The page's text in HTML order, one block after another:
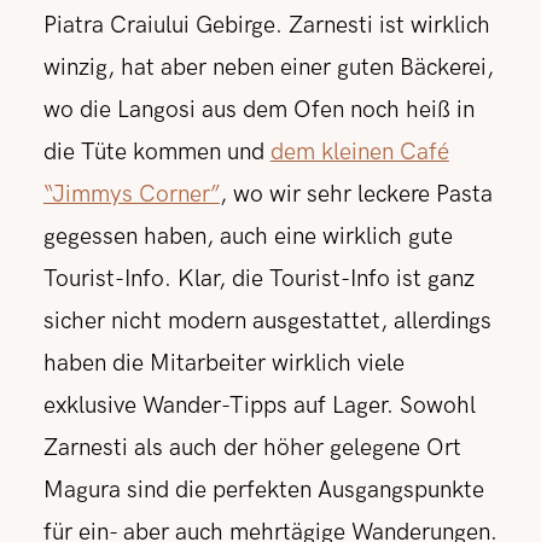
Piatra Craiului Gebirge. Zarnesti ist wirklich
winzig, hat aber neben einer guten Bäckerei,
wo die Langosi aus dem Ofen noch heiß in
die Tüte kommen und dem kleinen Café
“Jimmys Corner”, wo wir sehr leckere Pasta
gegessen haben, auch eine wirklich gute
Tourist-Info. Klar, die Tourist-Info ist ganz
sicher nicht modern ausgestattet, allerdings
haben die Mitarbeiter wirklich viele
exklusive Wander-Tipps auf Lager. Sowohl
Zarnesti als auch der höher gelegene Ort
Magura sind die perfekten Ausgangspunkte
für ein- aber auch mehrtägige Wanderungen.